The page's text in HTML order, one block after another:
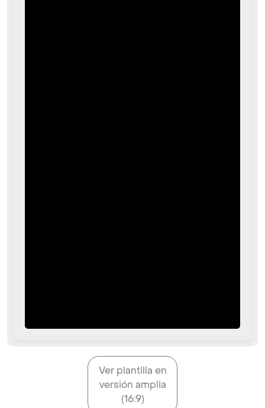
Ver plantilla en
versión amplia
(16:9)